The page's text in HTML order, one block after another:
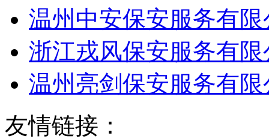
温州中安保安服务有限
浙江戎风保安服务有限
温州亮剑保安服务有限
友情链接：